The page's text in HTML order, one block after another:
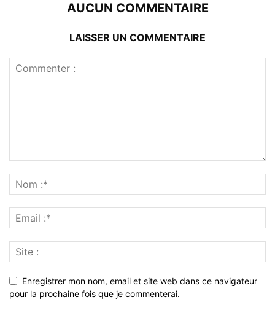
AUCUN COMMENTAIRE
LAISSER UN COMMENTAIRE
Enregistrer mon nom, email et site web dans ce navigateur
pour la prochaine fois que je commenterai.